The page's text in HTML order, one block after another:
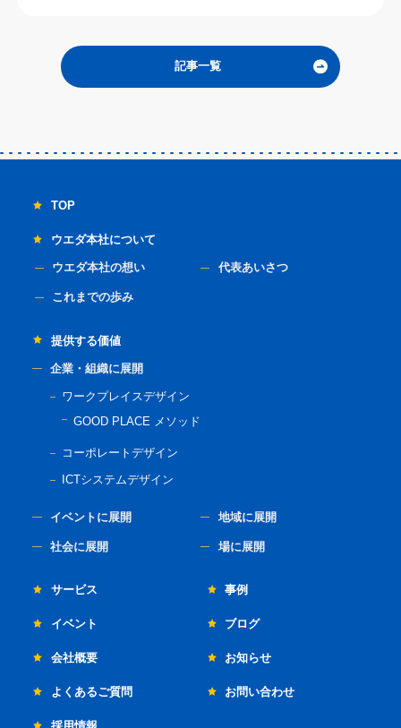
記事一覧
TOP
ウエダ本社について
ウエダ本社の想い 代表あいさつ
これまでの歩み
提供する価値
企業・組織に展開
ワークプレイスデザイン
GOOD PLACE メソッド
コーポレートデザイン
ICTシステムデザイン
イベントに展開 地域に展開
社会に展開 場に展開
サービス 事例
イベント ブログ
会社概要 お知らせ
よくあるご質問 お問い合わせ